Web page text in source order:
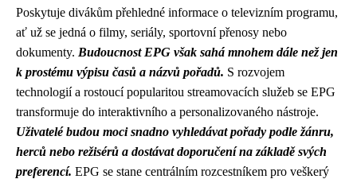
Poskytuje divákům přehledné informace o televizním programu,
ať už se jedná o filmy, seriály, sportovní přenosy nebo
dokumenty. Budoucnost EPG však sahá mnohem dále než jen
k prostému výpisu časů a názvů pořadů. S rozvojem
technologií a rostoucí popularitou streamovacích služeb se EPG
transformuje do interaktivního a personalizovaného nástroje.
Uživatelé budou moci snadno vyhledávat pořady podle žánru,
herců nebo režisérů a dostávat doporučení na základě svých
preferencí. EPG se stane centrálním rozcestníkem pro veškerý